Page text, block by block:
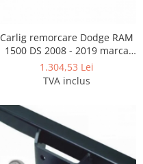
Carlig remorcare Dodge RAM
1500 DS 2008 - 2019 marca
Autohak
1.304,53 Lei
TVA inclus